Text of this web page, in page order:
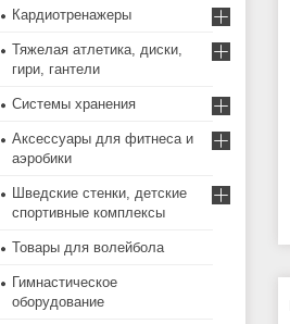
Кардиотренажеры
Тяжелая атлетика, диски,
гири, гантели
Системы хранения
Аксессуары для фитнеса и
аэробики
Шведские стенки, детские
спортивные комплексы
Товары для волейбола
Гимнастическое
оборудование